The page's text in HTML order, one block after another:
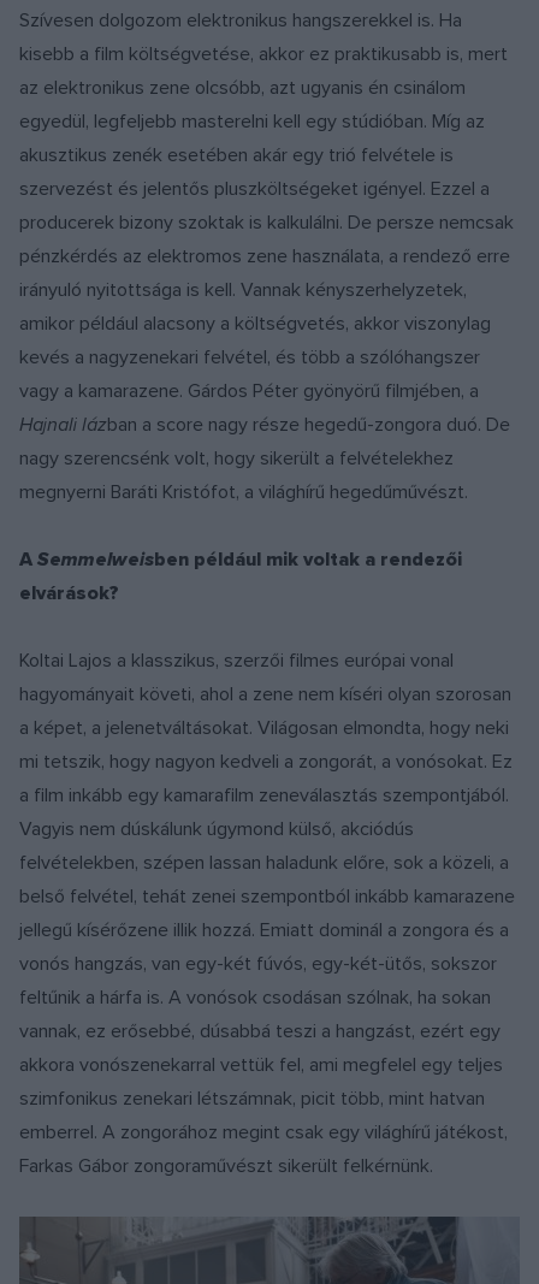
Szívesen dolgozom elektronikus hangszerekkel is. Ha
kisebb a film költségvetése, akkor ez praktikusabb is, mert
az elektronikus zene olcsóbb, azt ugyanis én csinálom
egyedül, legfeljebb masterelni kell egy stúdióban. Míg az
akusztikus zenék esetében akár egy trió felvétele is
szervezést és jelentős pluszköltségeket igényel. Ezzel a
producerek bizony szoktak is kalkulálni. De persze nemcsak
pénzkérdés az elektromos zene használata, a rendező erre
irányuló nyitottsága is kell. Vannak kényszerhelyzetek,
amikor például alacsony a költségvetés, akkor viszonylag
kevés a nagyzenekari felvétel, és több a szólóhangszer
vagy a kamarazene. Gárdos Péter gyönyörű filmjében, a
Hajnali lázban a score nagy része hegedű-zongora duó. De
nagy szerencsénk volt, hogy sikerült a felvételekhez
megnyerni Baráti Kristófot, a világhírű hegedűművészt.
A Semmelweisben például mik voltak a rendezői
elvárások?
Koltai Lajos a klasszikus, szerzői filmes európai vonal
hagyományait követi, ahol a zene nem kíséri olyan szorosan
a képet, a jelenetváltásokat. Világosan elmondta, hogy neki
mi tetszik, hogy nagyon kedveli a zongorát, a vonósokat. Ez
a film inkább egy kamarafilm zeneválasztás szempontjából.
Vagyis nem dúskálunk úgymond külső, akciódús
felvételekben, szépen lassan haladunk előre, sok a közeli, a
belső felvétel, tehát zenei szempontból inkább kamarazene
jellegű kísérőzene illik hozzá. Emiatt dominál a zongora és a
vonós hangzás, van egy-két fúvós, egy-két-ütős, sokszor
feltűnik a hárfa is. A vonósok csodásan szólnak, ha sokan
vannak, ez erősebbé, dúsabbá teszi a hangzást, ezért egy
akkora vonószenekarral vettük fel, ami megfelel egy teljes
szimfonikus zenekari létszámnak, picit több, mint hatvan
emberrel. A zongorához megint csak egy világhírű játékost,
Farkas Gábor zongoraművészt sikerült felkérnünk.